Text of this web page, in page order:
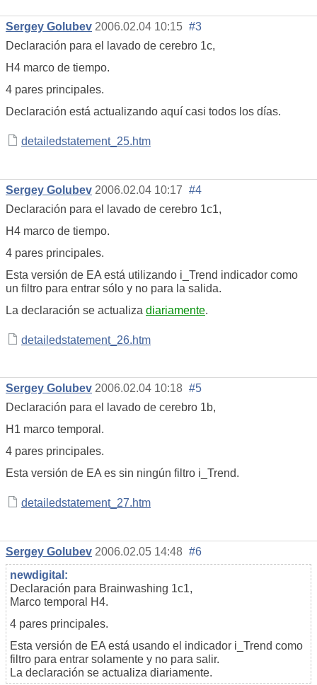
Sergey Golubev 2006.02.04 10:15 #3
Declaración para el lavado de cerebro 1c,
H4 marco de tiempo.
4 pares principales.
Declaración está actualizando aquí casi todos los días.
detailedstatement_25.htm
Sergey Golubev 2006.02.04 10:17 #4
Declaración para el lavado de cerebro 1c1,
H4 marco de tiempo.
4 pares principales.
Esta versión de EA está utilizando i_Trend indicador como
un filtro para entrar sólo y no para la salida.
La declaración se actualiza diariamente.
detailedstatement_26.htm
Sergey Golubev 2006.02.04 10:18 #5
Declaración para el lavado de cerebro 1b,
H1 marco temporal.
4 pares principales.
Esta versión de EA es sin ningún filtro i_Trend.
detailedstatement_27.htm
Sergey Golubev 2006.02.05 14:48 #6
newdigital:
Declaración para Brainwashing 1c1,
Marco temporal H4.
4 pares principales.
Esta versión de EA está usando el indicador i_Trend como
filtro para entrar solamente y no para salir.
La declaración se actualiza diariamente.